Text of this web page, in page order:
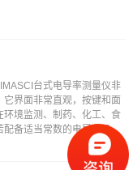
台式电导率测量仪非
界面非常直观，按键和面
境监测、制药、化工、食
备适当常数的电导电极，
纯水或超纯水电导率的测